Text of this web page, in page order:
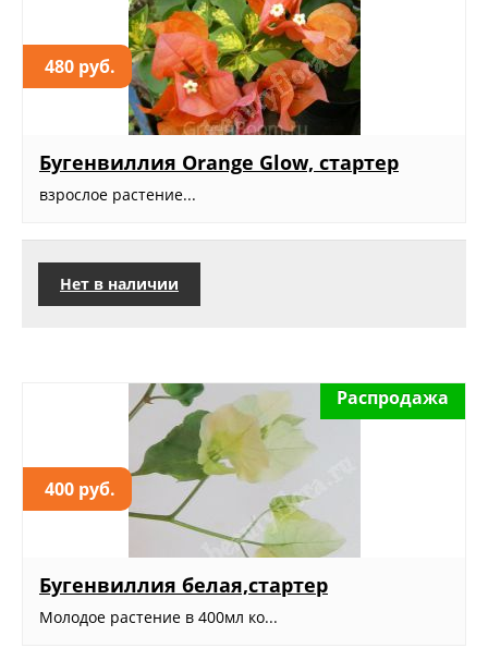
480 руб.
Бугенвиллия Orange Glow, стартер
взрослое растение...
Нет в наличии
400 руб.
Распродажа
Бугенвиллия белая,стартер
Молодое растение в 400мл ко...